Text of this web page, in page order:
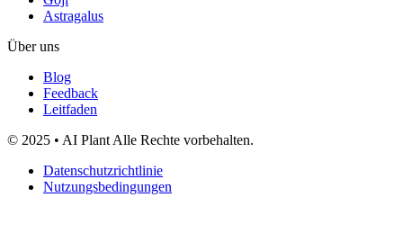
Astragalus
Über uns
Blog
Feedback
Leitfaden
© 2025 • AI Plant Alle Rechte vorbehalten.
Datenschutzrichtlinie
Nutzungsbedingungen